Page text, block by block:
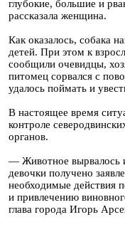
глубокие, большие и
рассказала женщина.
Как оказалось, собака
детей. При этом к
сообщили очевидцы,
питомец сорвался с
удалось поймать и
В настоящее время
контроле
органов.
— Животное вырвалось
девочки получено
необходимые действия
и привлечению
глава города Игорь